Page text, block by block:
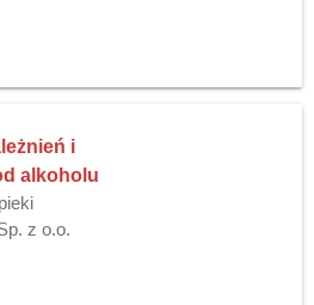
i
alkoholu
z o.o.